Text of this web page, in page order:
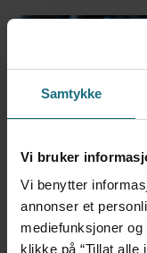
Samtykke
Vi bruker
Vi benytter
annonser et
mediefunksjoner
klikke på “Tillat alle
Toppe